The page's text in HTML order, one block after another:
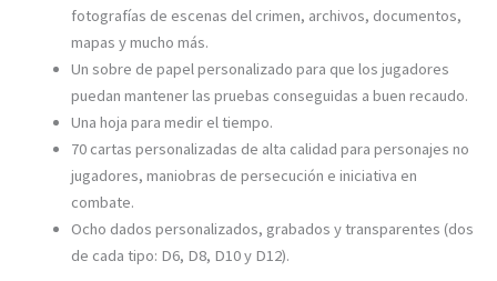
fotografías de escenas del crimen, archivos, documentos,
mapas y mucho más.
Un sobre de papel personalizado para que los jugadores
puedan mantener las pruebas conseguidas a buen recaudo.
Una hoja para medir el tiempo.
70 cartas personalizadas de alta calidad para personajes no
jugadores, maniobras de persecución e iniciativa en
combate.
Ocho dados personalizados, grabados y transparentes (dos
de cada tipo: D6, D8, D10 y D12).